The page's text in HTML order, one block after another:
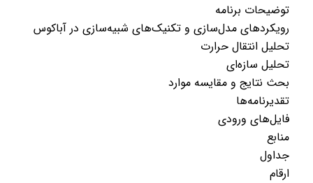
توضیحات برنامه
رویکردهای مدل‌سازی و تکنیک‌های شبیه‌سازی در آباکوس
تحلیل انتقال حرارت
تحلیل سازه‌ای
بحث نتایج و مقایسه موارد
تقدیرنامه‌ها
فایل‌های ورودی
منابع
جداول
ارقام